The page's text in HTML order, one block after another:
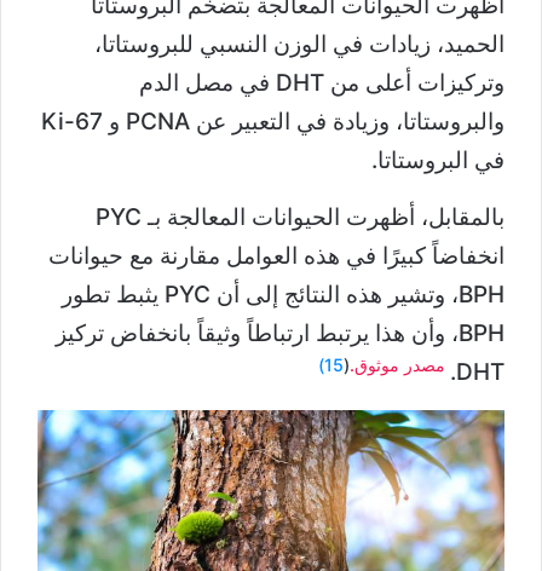
الحميد، زيادات في الوزن النسبي للبروستاتا،
وتركيزات أعلى من DHT في مصل الدم
والبروستاتا، وزيادة في التعبير عن PCNA و Ki-67
في البروستاتا.
بالمقابل، أظهرت الحيوانات المعالجة بـ PYC
انخفاضاً كبيرًا في هذه العوامل مقارنة مع حيوانات
BPH، وتشير هذه النتائج إلى أن PYC يثبط تطور
BPH، وأن هذا يرتبط ارتباطاً وثيقاً بانخفاض تركيز
DHT.
مصدر موثوق.(
15)